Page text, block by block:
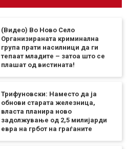
(Видео) Во Ново Село
Организираната криминална
група прати насилници да ги
тепаат младите – затоа што се
плашат од вистината!
Трифуновски: Наместо да ја
обнови старата железница,
власта планира ново
задолжување од 2,5 милијарди
евра на грбот на граѓаните